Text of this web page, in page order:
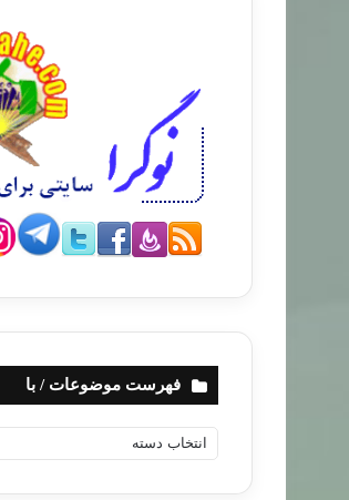
فهرست موضوعات / با
ه